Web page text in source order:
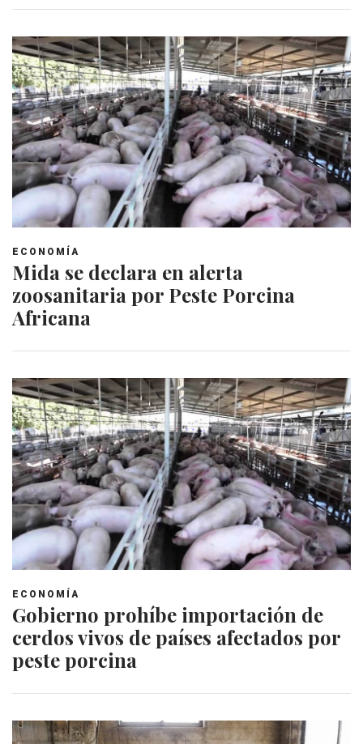
ECONOMÍA
Mida se declara en alerta
zoosanitaria por Peste Porcina
Africana
ECONOMÍA
Gobierno prohíbe importación de
cerdos vivos de países afectados por
peste porcina